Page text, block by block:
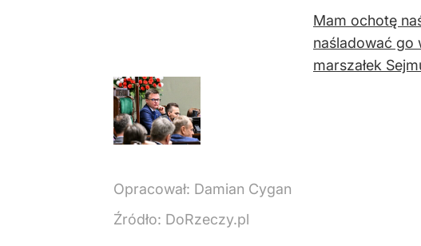
Mam ochotę
naśladować go
marszałek
Opracował: Damian Cygan
Źródło: DoRzeczy.pl